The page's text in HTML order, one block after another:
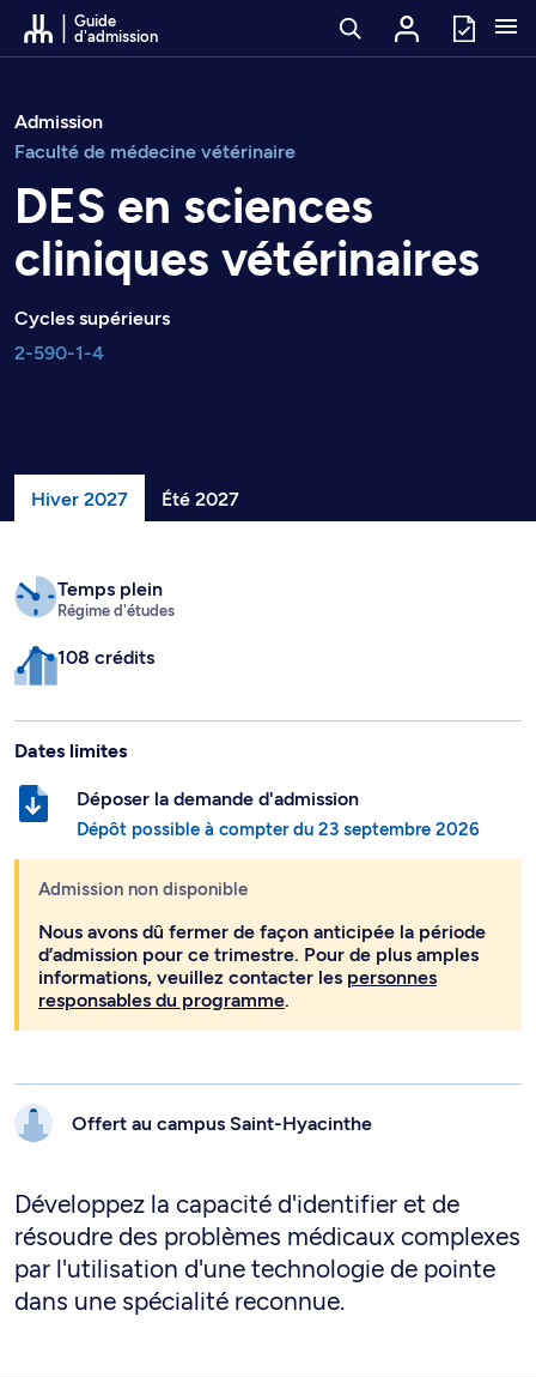
Passer au contenu
Guide
d'admission
Admission
Faculté de médecine vétérinaire
DES en sciences
cliniques vétérinaires
Cycles supérieurs
2-590-1-4
Hiver 2027 Été 2027
Temps plein
Régime d'études
108 crédits
Dates limites
Déposer la demande d'admission
Dépôt possible à compter du 23 septembre 2026
Admission non disponible
Nous avons dû fermer de façon anticipée la période
d’admission pour ce trimestre. Pour de plus amples
informations, veuillez contacter les personnes
responsables du programme.
Offert au campus Saint-Hyacinthe
Développez la capacité d'identifier et de
résoudre des problèmes médicaux complexes
par l'utilisation d'une technologie de pointe
dans une spécialité reconnue.